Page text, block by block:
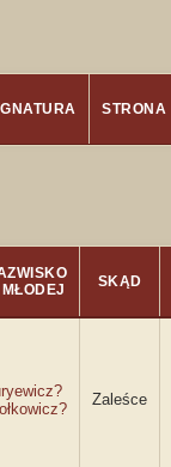
STRONA
MŁODEJ
SKĄD
Zaleśce